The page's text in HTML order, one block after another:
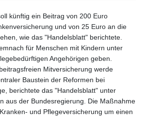
künftig ein Beitrag von 200 Euro
und von 25 Euro an die
wie das "Handelsblatt" berichtete.
für Menschen mit Kindern unter
Angehörigen geben.
Mitversicherung werde
Baustein der Reformen bei
berichtete das "Handelsblatt" unter
aus der Bundesregierung. Die Maßnahme
und Pflegeversicherung um einen